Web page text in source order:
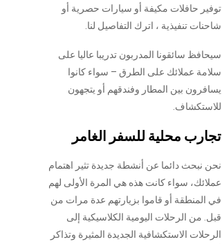
توفير حافلات مكيفة أو سيارات حصرية أو
شاحنات تنفيذية ، اترك التفاصيل لنا.
سيحافظ سائقونا المدربون تدريبا عاليا على
سلامة عملائك على الطرق – سواء كانوا
يسافرون بين المطار وفندقهم أو يتجهون
للاستكشاف.
تجارب محلية للسفر الغامر
نحن نبحث دائما عن أنشطة جديدة تثير اهتمام
عملائك، سواء كانت هذه هي المرة الأولى لهم
في المنطقة أو قاموا بزيارتهم عدة مرات من
قبل. من الرحلات اليومية الكلاسيكية إلى
الرحلات الاستكشافية الجديدة المثيرة وتذاكر